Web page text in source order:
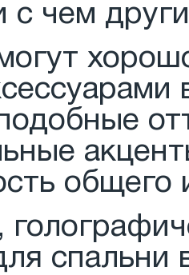
с чем
общего
спальни